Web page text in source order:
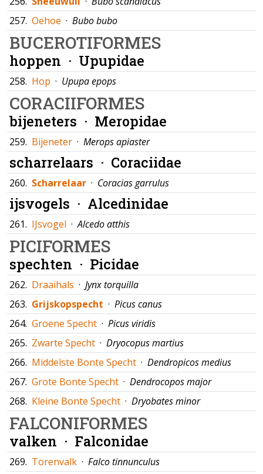
257. Oehoe · Bubo bubo
BUCEROTIFORMES
hoppen · Upupidae
258. Hop · Upupa epops
CORACIIFORMES
bijeneters · Meropidae
259. Bijeneter · Merops apiaster
scharrelaars · Coraciidae
260. Scharrelaar · Coracias garrulus
ijsvogels · Alcedinidae
261. IJsvogel ·Alcedo atthis
PICIFORMES
spechten · Picidae
262. Draaihals · Jynx torquilla
263. Grijskopspecht · Picus canus
264. Groene Specht · Picus viridis
265. Zwarte Specht · Dryocopus martius
266. Middelste Bonte Specht · Dendropicos medius
267. Grote Bonte Specht · Dendrocopos major
268. Kleine Bonte Specht · Dryobates minor
FALCONIFORMES
valken · Falconidae
269. Torenvalk · Falco tinnunculus